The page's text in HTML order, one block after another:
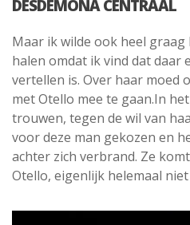
DESDEMONA CENTRAAL
Maar ik wilde ook heel
halen omdat ik vind dat daar
vertellen is. Over haar moed
met Otello mee te gaan.In
trouwen, tegen de wil van
voor deze man gekozen en
achter zich verbrand. Ze
Otello, eigenlijk helemaal